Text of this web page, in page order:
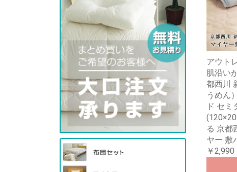
アウト
肌沿い
都西川
うめん
ド セミ
る 京都
ヤー 敷
￥2,990